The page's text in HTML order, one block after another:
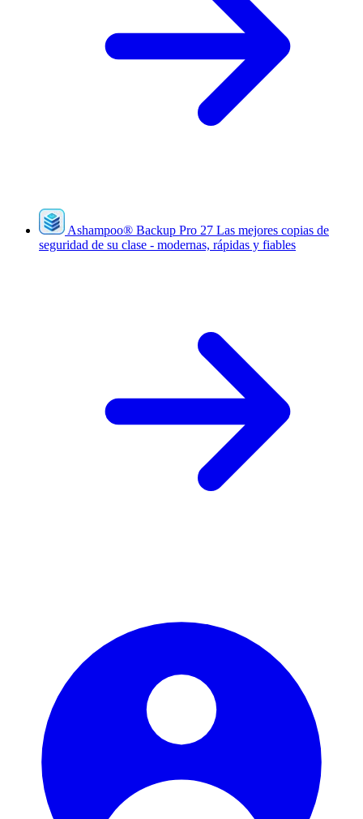
Ashampoo® Backup Pro 27 Las mejores copias de
seguridad de su clase - modernas, rápidas y fiables